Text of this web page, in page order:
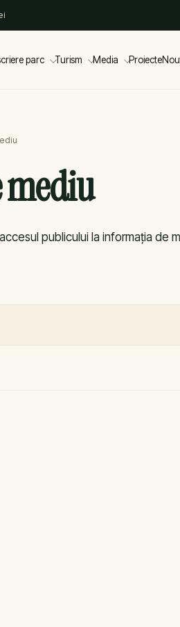
parc Turism Media Proiecte
publicului la informația de